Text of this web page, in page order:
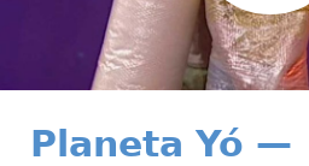
Planeta Yó —